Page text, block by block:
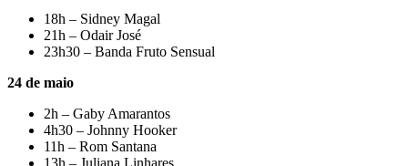
18h – Sidney Magal
21h – Odair José
23h30 – Banda Fruto Sensual
24 de maio
2h – Gaby Amarantos
4h30 – Johnny Hooker
11h – Rom Santana
13h – Juliana Linhares